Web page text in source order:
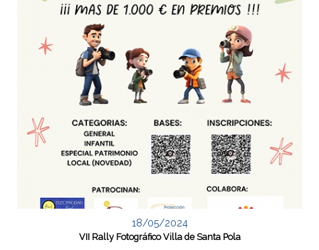
18/05/2024
VII Rally Fotográfico Villa de Santa Pola